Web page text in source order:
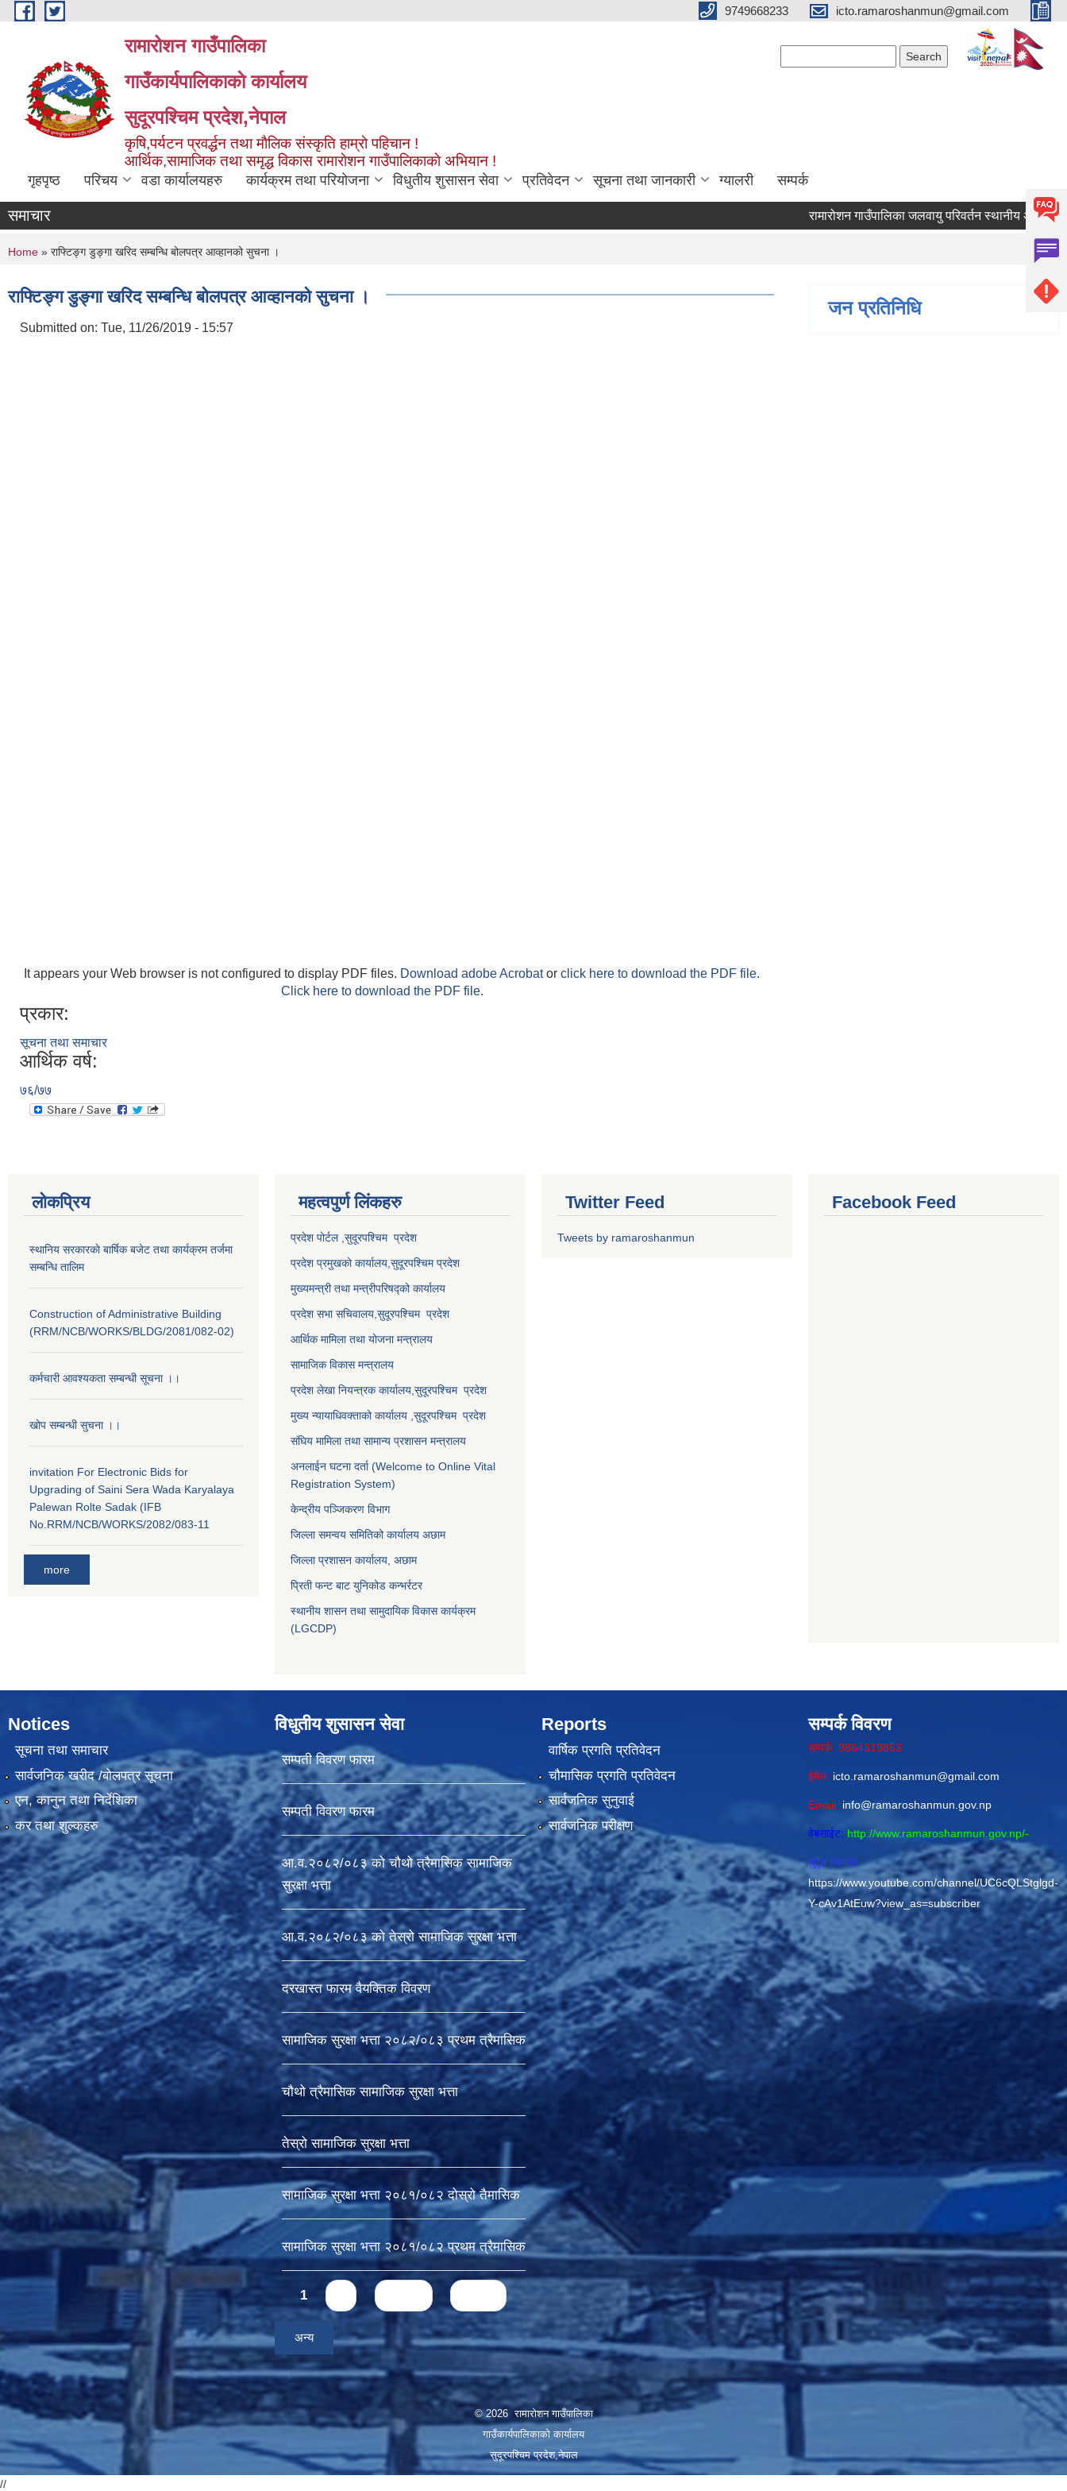
Skip to main content 9749668233 icto.ramaroshanmun@gmail.com
रामारोशन गाउँपालिका
गाउँकार्यपालिकाकाे कार्यालय
सुदूरपश्चिम प्रदेश,नेपाल
कृषि,पर्यटन प्रवर्द्धन तथा माैलिक संस्कृति हाम्राे पहिचान !
आर्थिक,सामाजिक तथा समृद्ध विकास रामाराेशन गाउँपालिकाकाे अभियान !
गृहपृष्ठ परिचय वडा कार्यालयहरु कार्यक्रम तथा परियोजना विधुतीय शुसासन सेवा प्रतिवेदन सूचना तथा जानकारी ग्यालरी सम्पर्क
समाचार रामारोशन गाउँपालिका जलवायु परिवर्तन स्थानीय अनुकूलन
You are here
Home » राफ्टिङ्ग डुङ्गा खरिद सम्बन्धि बोलपत्र आव्हानको सुचना ।
राफ्टिङ्ग डुङ्गा खरिद सम्बन्धि बोलपत्र आव्हानको सुचना ।
Submitted on: Tue, 11/26/2019 - 15:57
It appears your Web browser is not configured to display PDF files. Download adobe Acrobator click here to download the PDF file.
Click here to download the PDF file.
प्रकार:
सूचना तथा समाचार
आर्थिक वर्ष:
७६/७७
जन प्रतिनिधि
लोकप्रिय
स्थानिय सरकारकाे बार्षिक बजेट तथा कार्यक्रम तर्जमा
सम्बन्धि तालिम
Construction of Administrative Building
(RRM/NCB/WORKS/BLDG/2081/082-02)
कर्मचारी आवश्यकता सम्बन्धी सूचना ।।
खोप सम्बन्धी सुचना ।।
invitation For Electronic Bids for
Upgrading of Saini Sera Wada Karyalaya
Palewan Rolte Sadak (IFB
No.RRM/NCB/WORKS/2082/083-11
more
महत्वपुर्ण लि‌ंकहरु
प्रदेश पोर्टल ,सुदूरपश्चिम प्रदेश
प्रदेश प्रमुखको कार्यालय, सुदूरपश्चिमप्रदेश
मुख्यमन्त्री तथा मन्त्रीपरिषद्को कार्यालय
प्रदेश सभा सचिवालय, सुदूरपश्चिम प्रदेश
आर्थिक मामिला तथा योजना मन्त्रालय
सामाजिक विकास मन्त्रालय
प्रदेश लेखा नियन्त्रक कार्यालय, सुदूरपश्चिम प्रदेश
मुख्य न्यायाधिवक्ताको कार्यालय , सुदूरपश्चिम प्रदेश
संघिय मामिला तथा सामान्य प्रशासन मन्त्रालय
अनलाईन घटना दर्ता (Welcome to Online Vital
Registration System)
केन्द्रीय पञ्जिकरण विभाग
जिल्ला समन्वय समितिको कार्यालय अछाम
जिल्ला प्रशासन कार्यालय, अछाम
प्रिती फन्ट बाट युनिकोड कन्भर्रटर
स्थानीय शासन तथा सामुदायिक विकास कार्यक्रम
(LGCDP)
Twitter Feed
Tweets by ramaroshanmun
Facebook Feed
Notices
सूचना तथा समाचार
सार्वजनिक खरीद /बोलपत्र सूचना
एन, कानुन तथा निर्देशिका
कर तथा शुल्कहरु
विधुतीय शुसासन सेवा
सम्पती विवरण फारम
सम्पती विवरण फारम
आ.व.२०८२/०८३ को चौथो त्रैमासिक सामाजिक
सुरक्षा भत्ता
आ.व.२०८२/०८३ को तेस्रो सामाजिक सुरक्षा भत्ता
दरखास्त फारम वैयक्तिक विवरण
सामाजिक सुरक्षा भत्ता २०८२/०८३ प्रथम त्रैमासिक
चौथो त्रैमासिक सामाजिक सुरक्षा भत्ता
तेस्रो सामाजिक सुरक्षा भत्ता
सामाजिक सुरक्षा भत्ता २०८१/०८२ दोस्रो तैमासिक
सामाजिक सुरक्षा भत्ता २०८१/०८२ प्रथम त्रैमासिक
Pages
1
अन्य
Reports
वार्षिक प्रगति प्रतिवेदन
चौमासिक प्रगति प्रतिवेदन
सार्वजनिक सुनुवाई
सार्वजनिक परीक्षण
सम्पर्क विवरण
सम्पर्क: 9864319853
ईमेल: icto.ramaroshanmun@gmail.com
Email: info@ramaroshanmun.gov.np
वेबसाईट: http://www.ramaroshanmun.gov.np/-
युटुब च्यानल:
https://www.youtube.com/channel/UC6cQLStglgd-
Y-cAv1AtEuw?view_as=subscriber
© 2026 रामारोशन गाउँपालिका
गाउँकार्यपालिकाकाे कार्यालय
सुदूरपश्चिम प्रदेश,नेपाल
//